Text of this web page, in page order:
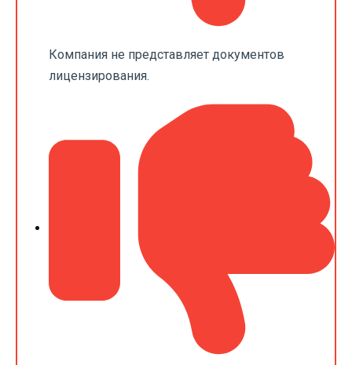
Компания не представляет документов
лицензирования.